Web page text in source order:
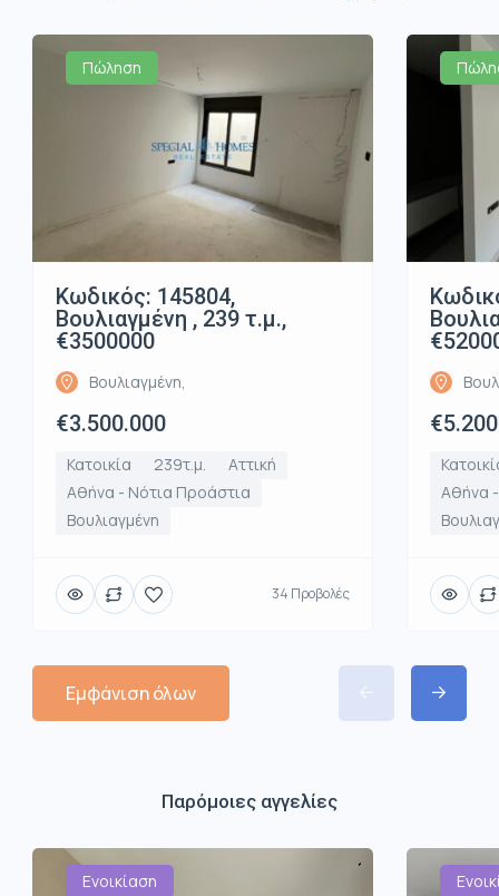
Πώληση
Κωδικός: 145804,
Βουλιαγμένη , 239 τ.μ.,
€3500000
Βουλιαγμένη,
€3.500.000
Κατοικία 239τ.μ.
Αττική
Αθήνα - Νότια Προάστια
Βουλιαγμένη
34 Προβολές
Αθήνα
Εμφάνιση όλων
Παρόμοιες αγγελίες
Ενοικίαση